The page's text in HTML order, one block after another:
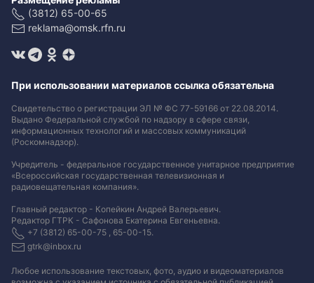
(3812) 65-00-65
reklama@omsk.rfn.ru
При использовании материалов ссылка обязательна
Свидетельство о регистрации ЭЛ № ФС 77-59166 от 22.08.2014.
Выдано Федеральной службой по надзору в сфере связи,
информационных технологий и массовых коммуникаций
(Роскомнадзор).
Учредитель - федеральное государственное унитарное предприятие
«Всероссийская государственная телевизионная и
радиовещательная компания».
Главный редактор - Копейкин Андрей Валерьевич.
Редактор ГТРК - Сафонова Екатерина Евгеньевна.
+7 (3812) 65-00-75 , 65-00-15.
gtrk@inbox.ru
Любое использование текстовых, фото, аудио и видеоматериалов